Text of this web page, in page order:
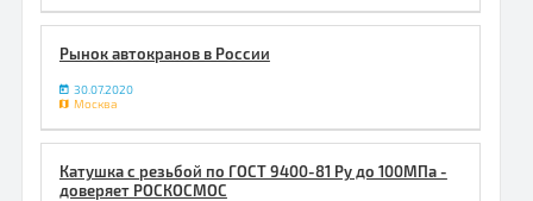
Рынок автокранов в России
30.07.2020
Москва
Катушка с резьбой по ГОСТ 9400-81 Ру до 100МПа -
доверяет РОСКОСМОС